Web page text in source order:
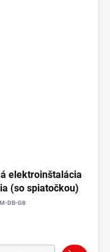
elektroinštalácia
(so spiatočkou)
DB-G8